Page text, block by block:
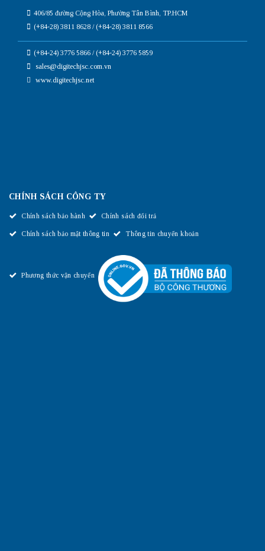
406/85 đường Cộng Hòa, Phường Tân Bình, TP.HCM
(+84-28) 3811 8628 / (+84-28) 3811 8566
(+84-24) 3776 5866 / (+84-24) 3776 5859
sales@digitechjsc.com.vn
www.digitechjsc.net
CHÍNH SÁCH CÔNG TY
Chính sách bảo hành Chính sách đổi trả
Chính sách bảo mật thông tin Thông tin chuyển khoản
Phương thức vận chuyển